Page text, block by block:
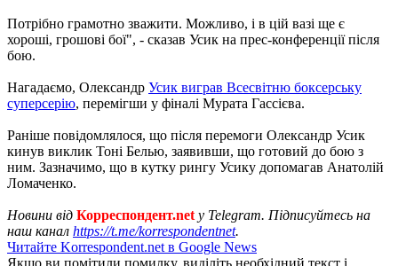
Потрібно грамотно зважити. Можливо, і в цій вазі ще є
хороші, грошові бої", - сказав Усик на прес-конференції після
бою.
Нагадаємо, Олександр Усик виграв Всесвітню боксерську
суперсерію, перемігши у фіналі Мурата Гассієва.
Раніше повідомлялося, що після перемоги Олександр Усик
кинув виклик Тоні Белью, заявивши, що готовий до бою з
ним. Зазначимо, що в кутку рингу Усику допомагав Анатолій
Ломаченко.
Новини від Корреспондент.net у Telegram. Підписуйтесь на
наш канал https://t.me/korrespondentnet.
Читайте Korrespondent.net в Google News
Якщо ви помітили помилку, виділіть необхідний текст і